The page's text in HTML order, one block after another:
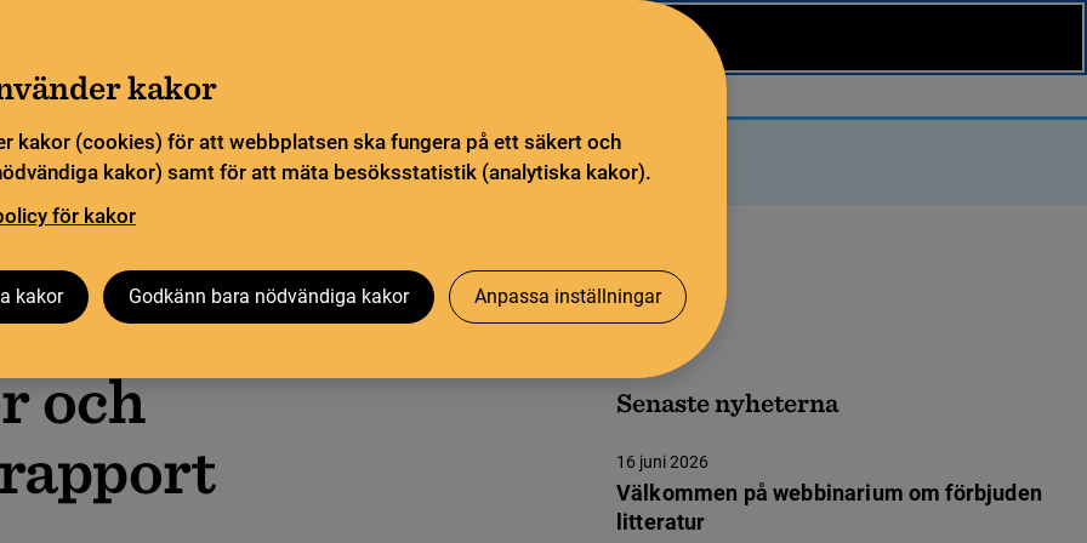
kakor
kakor (cookies) för att webbplatsen ska fungera på ett säkert och
kakor) samt för att mäta besöksstatistik (analytiska kakor).
för kakor
kakor Godkänn bara nödvändiga kakor Anpassa inställningar
Pliktleverans och ISBN
Öppen vetenskap Biblioteksutveckling
och
Senaste nyheterna
Välkommen på webbinarium om förbjuden
litteratur
16 juni 2026